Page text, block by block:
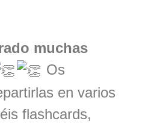
muchas
Os
en varios
flashcards,